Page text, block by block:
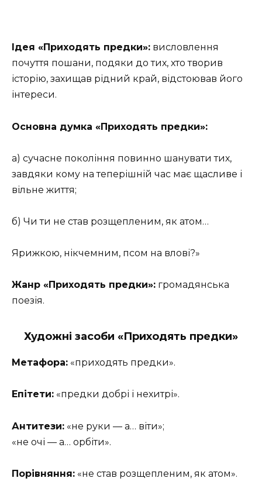
Ідея «Приходять предки»: висловлення
почуття пошани, подяки до тих, хто творив
історію, захищав рідний край, відстоював його
інтереси.
Основна думка «Приходять предки»:
а) сучасне покоління повинно шанувати тих,
завдяки кому на теперішній час має щасливе і
вільне життя;
б) Чи ти не став розщепленим, як атом…
Ярижкою, нікчемним, псом на влові?»
Жанр «Приходять предки»: громадянська
поезія.
Художні засоби «Приходять предки»
Метафора: «приходять предки».
Епітети: «предки добрі і нехитрі».
Антитези: «не руки — а… віти»;
«не очі — а… орбіти».
Порівняння: «не став розщепленим, як атом».